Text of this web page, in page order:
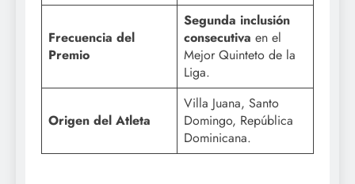
Frecuencia del
Premio
Segunda inclusión
consecutiva en el
Mejor Quinteto de la
Liga.
Origen del Atleta
Villa Juana, Santo
Domingo, República
Dominicana.